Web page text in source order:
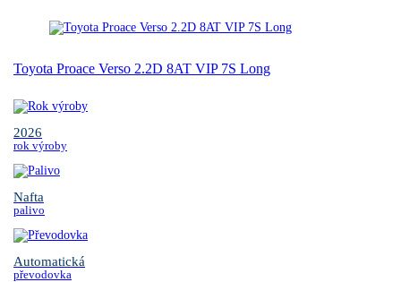
Toyota Proace Verso 2.2D 8AT VIP 7S Long
2026
rok výroby
Nafta
palivo
Automatická
převodovka